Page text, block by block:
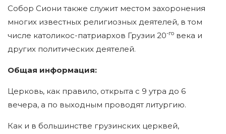
Собор Сиони также служит местом захоронения
многих известных религиозных деятелей, в том
числе католикос-патриархов Грузии 20-го века и
других политических деятелей.
Общая информация:
Церковь, как правило, открыта с 9 утра до 6
вечера, а по выходным проводят литургию.
Как и в большинстве грузинских церквей,